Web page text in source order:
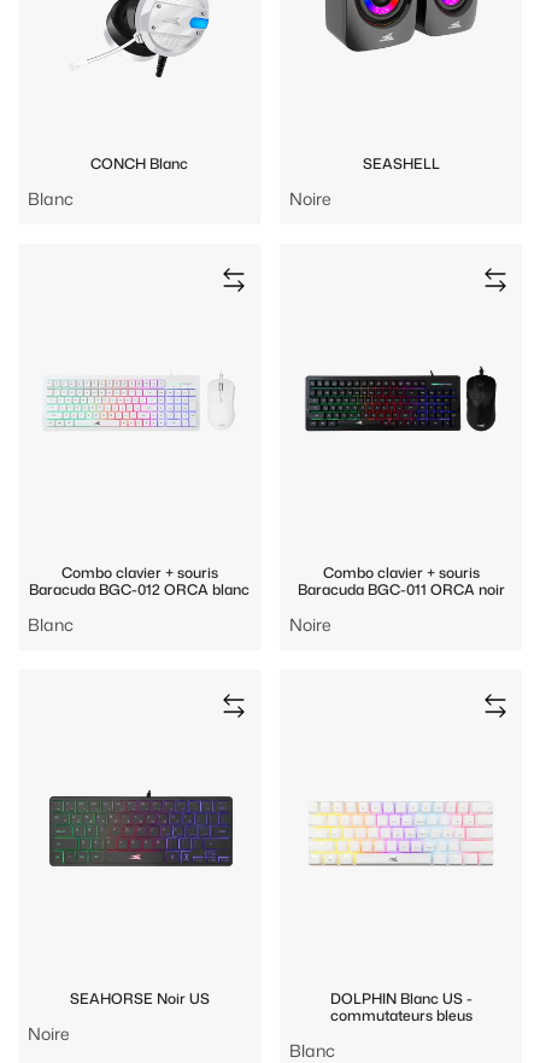
CONCH Blanc
Blanc
SEASHELL
Noire
Combo clavier + souris
Baracuda BGC-012 ORCA blanc
Blanc
Combo clavier + souris
Baracuda BGC-011 ORCA noir
Noire
SEAHORSE Noir US
Noire
DOLPHIN Blanc US -
commutateurs bleus
Blanc